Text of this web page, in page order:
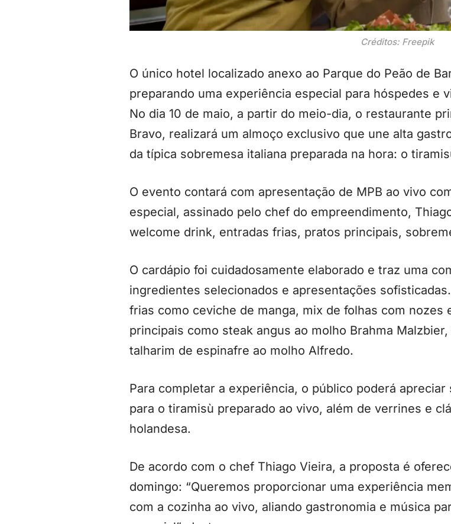
Créditos: Freepik
O único hotel localizado anexo ao Parque do Peão de
preparando uma experiência especial para hóspedes e
No dia 10 de maio, a partir do meio-dia, o restaurante
Bravo, realizará um almoço exclusivo que une alta
da típica sobremesa italiana preparada na hora: o
O evento contará com apresentação de MPB ao vivo
especial, assinado pelo chef do empreendimento,
welcome drink, entradas frias, pratos principais,
O cardápio foi cuidadosamente elaborado e traz uma
ingredientes selecionados e apresentações
frias como ceviche de manga, mix de folhas com nozes
principais como steak angus ao molho Brahma
talharim de espinafre ao molho Alfredo.
Para completar a experiência, o público poderá
para o tiramisù preparado ao vivo, além de verrines e
holandesa.
De acordo com o chef Thiago Vieira, a proposta é
domingo: “Queremos proporcionar uma experiência
com a cozinha ao vivo, aliando gastronomia e música